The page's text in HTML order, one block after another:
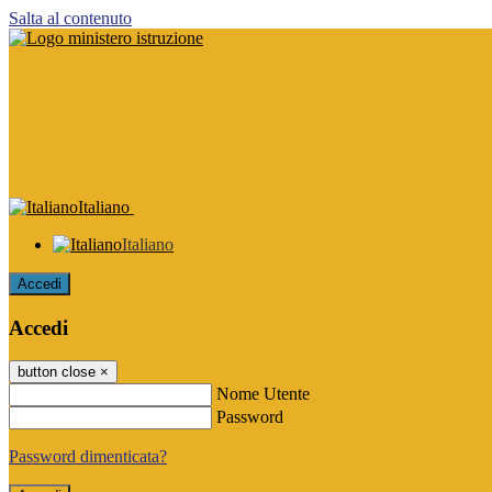
Salta al contenuto
Italiano
Italiano
Accedi
Accedi
button close ×
Nome Utente
Password
Password dimenticata?